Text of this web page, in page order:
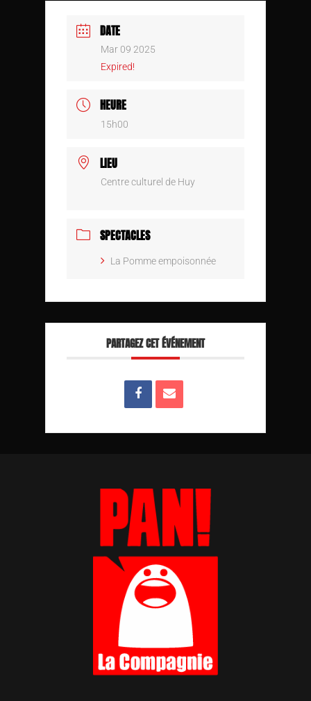
DATE
Mar 09 2025
Expired!
HEURE
15h00
LIEU
Centre culturel de Huy
SPECTACLES
La Pomme empoisonnée
PARTAGEZ CET ÉVÉNEMENT